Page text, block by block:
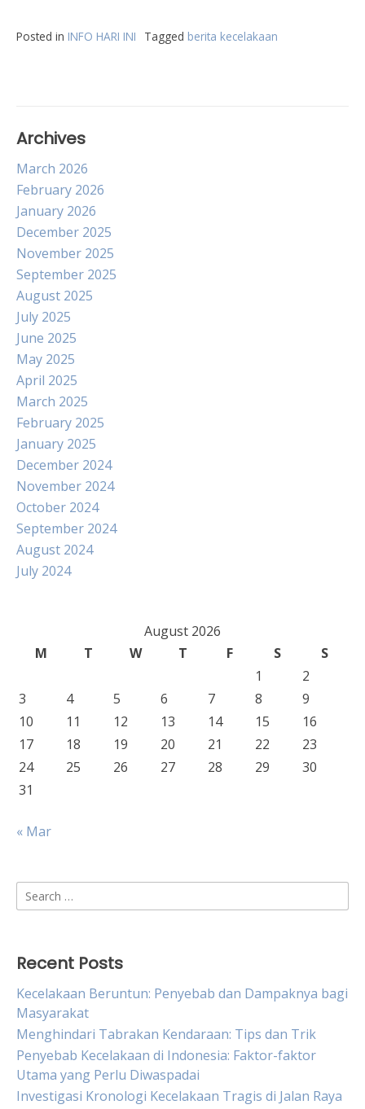
Posted in INFO HARI INI Tagged berita kecelakaan
Archives
March 2026
February 2026
January 2026
December 2025
November 2025
September 2025
August 2025
July 2025
June 2025
May 2025
April 2025
March 2025
February 2025
January 2025
December 2024
November 2024
October 2024
September 2024
August 2024
July 2024
August 2026
M
T W T F S
S
1
2
3
4 5 6 7 8
9
10
11 12 13 14 15
16
17
18 19 20 21 22
23
24
25 26 27 28 29
30
31
« Mar
Search
for:
Recent Posts
Kecelakaan Beruntun: Penyebab dan Dampaknya bagi
Masyarakat
Menghindari Tabrakan Kendaraan: Tips dan Trik
Penyebab Kecelakaan di Indonesia: Faktor-faktor
Utama yang Perlu Diwaspadai
Investigasi Kronologi Kecelakaan Tragis di Jalan Raya